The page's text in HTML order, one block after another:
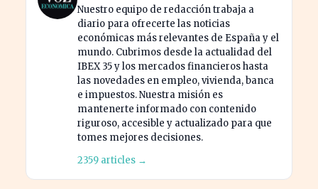
Nuestro equipo de redacción trabaja a
diario para ofrecerte las noticias
económicas más relevantes de España y el
mundo. Cubrimos desde la actualidad del
IBEX 35 y los mercados financieros hasta
las novedades en empleo, vivienda, banca
e impuestos. Nuestra misión es
mantenerte informado con contenido
riguroso, accesible y actualizado para que
tomes mejores decisiones.
2359 articles →